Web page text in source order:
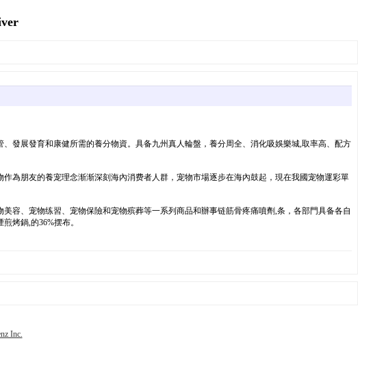
發展發育和康健所需的養分物資。具备九州真人輪盤，養分周全、消化吸娛樂城,取率高、配方
為朋友的養宠理念渐渐深刻海內消费者人群，宠物市場逐步在海內鼓起，現在我國宠物運彩單
容、宠物练習、宠物保險和宠物殡葬等一系列商品和辦事链筋骨疼痛噴劑,条，各部門具备各自
烤鍋,的36%摆布。
Inc.